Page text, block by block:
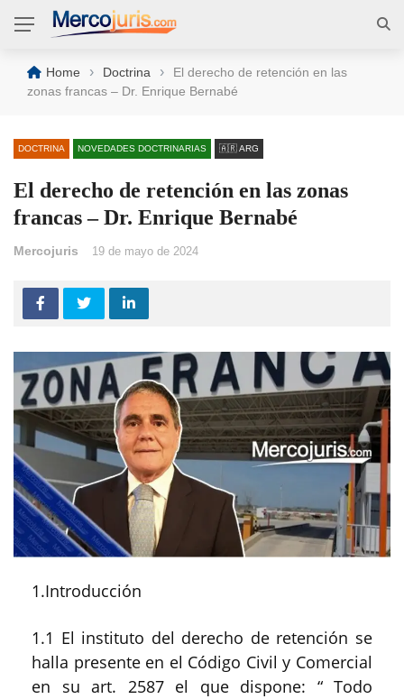
Home › Doctrina ›
El derecho de retención en las
zonas francas – Dr. Enrique Bernabé
DOCTRINA NOVEDADES DOCTRINARIAS 🇦🇷 ARG
El derecho de retención en las zonas
francas – Dr. Enrique Bernabé
Mercojuris 19 de mayo de 2024
1.Introducción
1.1 El instituto del derecho de retención se
halla presente en el Código Civil y Comercial
en su art. 2587 el que dispone: “ Todo